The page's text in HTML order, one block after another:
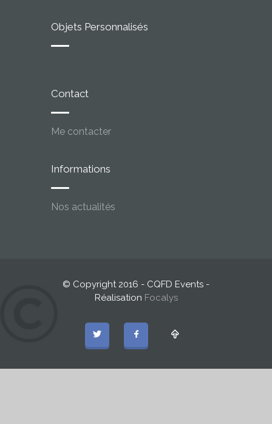
Objets Personnalisés
Contact
Me contacter
Informations
Nos actualités
© Copyright 2016 - CQFD Events -
Réalisation Focalys